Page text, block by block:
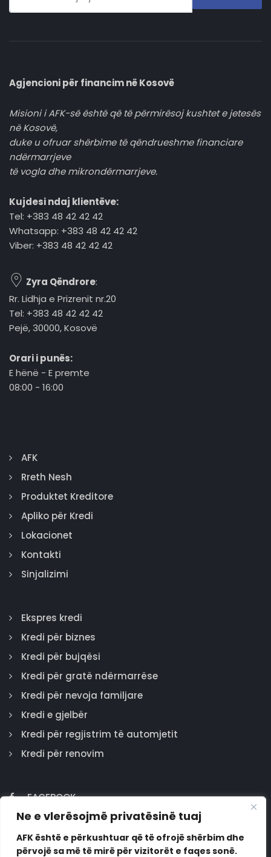
Ne e vlerësojmë privatësinë tuaj
AFK është e përkushtuar që të ofrojë shërbim dhe
përvojë sa më të mirë për vizitorët e faqes sonë.
Agjencioni për financim në Kosovë
Misioni i AFK-së është që të përmirësoj kushtet e jetesës
në Kosovë,
duke u ofruar shërbime të qëndrueshme financiare
ndërmarrjeve
të vogla dhe mikrondërmarrjeve.
Kujdesi ndaj klientëve:
Tel: +383 48 42 42 42
Whatsapp: +383 48 42 42 42
Viber: +383 48 42 42 42
Zyra Qëndrore:
Rr. Lidhja e Prizrenit nr.20
Tel: +383 48 42 42 42
Pejë, 30000, Kosovë
Orari i punës:
E hënë - E premte
08:00 - 16:00
AFK
Rreth Nesh
Produktet Kreditore
Apliko për Kredi
Lokacionet
Kontakti
Sinjalizimi
Ekspres kredi
Kredi për biznes
Kredi për bujqësi
Kredi për gratë ndërmarrëse
Kredi për nevoja familjare
Kredi e gjelbër
Kredi për regjistrim të automjetit
Kredi për renovim
FACEBOOK
GOOGLE
INSTAGRAM